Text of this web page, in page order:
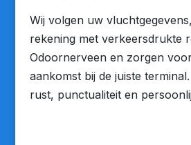
Wij volgen uw
rekening met verkeersdrukte
Odoornerveen en zorgen
aankomst bij de juiste
rust, punctualiteit en